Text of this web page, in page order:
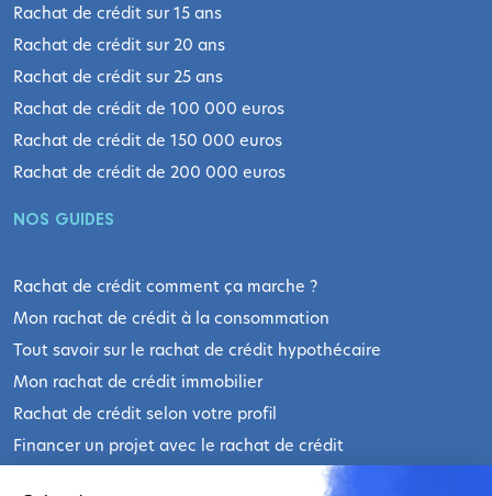
Rachat de crédit sur 15 ans
Rachat de crédit sur 20 ans
Rachat de crédit sur 25 ans
Rachat de crédit de 100 000 euros
Rachat de crédit de 150 000 euros
Rachat de crédit de 200 000 euros
NOS GUIDES
Rachat de crédit comment ça marche ?
Mon rachat de crédit à la consommation
Tout savoir sur le rachat de crédit hypothécaire
Mon rachat de crédit immobilier
Rachat de crédit selon votre profil
Financer un projet avec le rachat de crédit